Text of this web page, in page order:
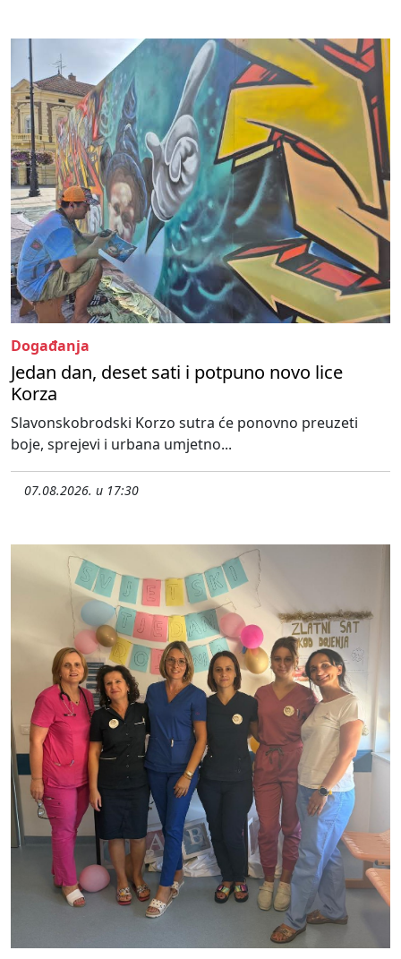
Događanja
Jedan dan, deset sati i potpuno novo lice
Korza
Slavonskobrodski Korzo sutra će ponovno preuzeti
boje, sprejevi i urbana umjetno...
07.08.2026. u 17:30